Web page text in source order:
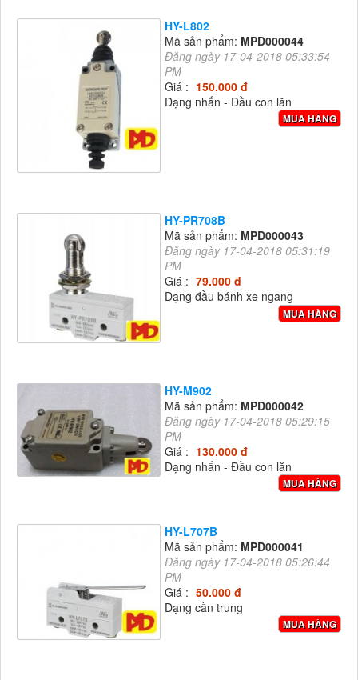
HY-L802
Mã sản phẩm: MPD000044
Đăng ngày 17-04-2018 05:33:54
PM
Giá : 150.000 đ
Dạng nhấn - Đầu con lăn
MUA HÀNG
HY-PR708B
Mã sản phẩm: MPD000043
Đăng ngày 17-04-2018 05:31:19
PM
Giá : 79.000 đ
Dạng đầu bánh xe ngang
MUA HÀNG
HY-M902
Mã sản phẩm: MPD000042
Đăng ngày 17-04-2018 05:29:15
PM
Giá : 130.000 đ
Dạng nhấn - Đầu con lăn
MUA HÀNG
HY-L707B
Mã sản phẩm: MPD000041
Đăng ngày 17-04-2018 05:26:44
PM
Giá : 50.000 đ
Dạng cần trung
MUA HÀNG